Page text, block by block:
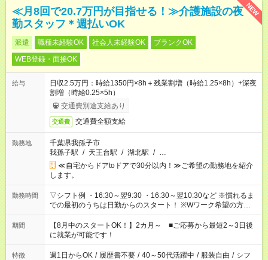
NEW
≪月8回で20.7万円が目指せる！≫介護施設の夜
勤スタッフ＊週払いOK
派遣 職種未経験OK 社会人未経験OK
ブランクOK
WEB登録・面接OK
給与
日収2.5万円：時給1350円×8h＋残業割増（時給1.25×8h）+深夜
割増（時給0.25×5h）
交通費別途支給あり
交通費 交通費全額支給
勤務地
千葉県我孫子市
我孫子駅 / 天王台駅 / 湖北駅 / …
≪自宅からドアtoドアで30分以内！≫ご希望の勤務地を紹介
します。
勤務時間
▽シフト例 ・16:30～翌9:30 ・16:30～翌10:30など ※慣れるま
での最初のうちは日勤からのスタート！ ※Wワーク希望の方へ
複数就業の場合は、合計40時間以内。
期間
【8月中のスタートOK！】2カ月～ ■ご応募から最短2～3日後
に就業が可能です！
特徴 週1日からOK / 履歴書不要 / 40～50代活躍中 / 服装自由 / シフ